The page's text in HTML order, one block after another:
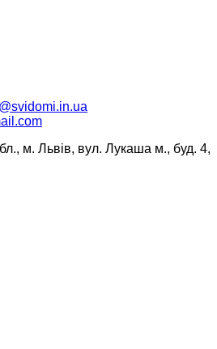
м. Львів, вул. Лукаша м., буд. 4,